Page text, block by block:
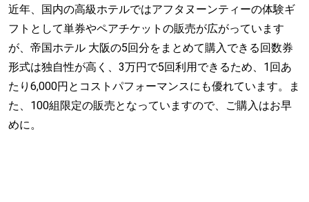
近年、国内の高級ホテルではアフタヌーンティーの体験ギ
フトとして単券やペアチケットの販売が広がっています
が、帝国ホテル 大阪の5回分をまとめて購入できる回数券
形式は独自性が高く、3万円で5回利用できるため、1回あ
たり6,000円とコストパフォーマンスにも優れています。ま
た、100組限定の販売となっていますので、ご購入はお早
めに。